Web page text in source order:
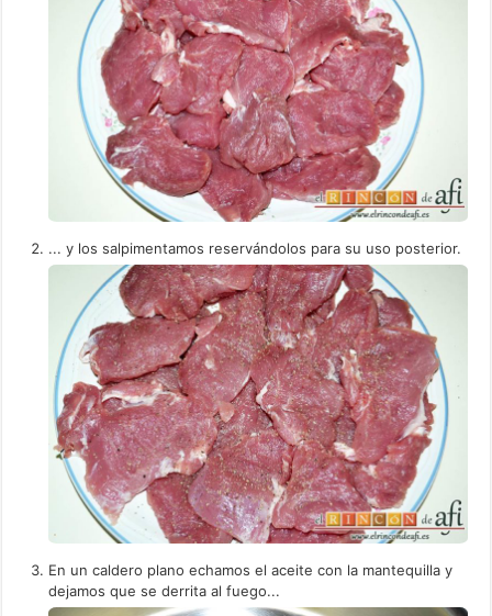
... y los salpimentamos reservándolos para su uso posterior.
En un caldero plano echamos el aceite con la mantequilla y
dejamos que se derrita al fuego...